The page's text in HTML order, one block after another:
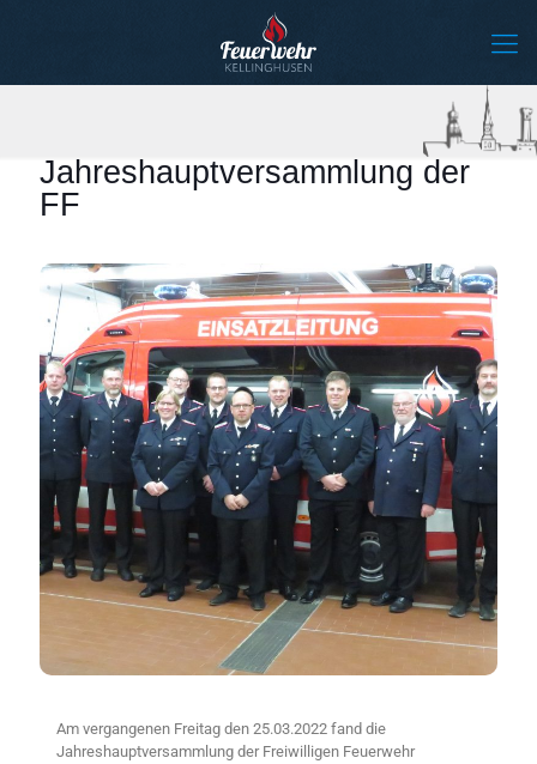
Jahreshauptversammlung der
FF
Am vergangenen Freitag den 25.03.2022 fand die
Jahreshauptversammlung der Freiwilligen Feuerwehr